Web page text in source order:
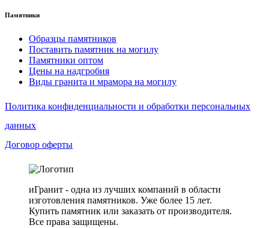
Памятники
Образцы памятников
Поставить памятник на могилу
Памятники оптом
Цены на надгробия
Виды гранита и мрамора на могилу
Политика конфиденциальности и обработки персональных
данных
Договор оферты
иГранит - одна из лучших компаний в области
изготовления памятников. Уже более 15 лет.
Купить памятник или заказать от производителя.
Все права защищены.